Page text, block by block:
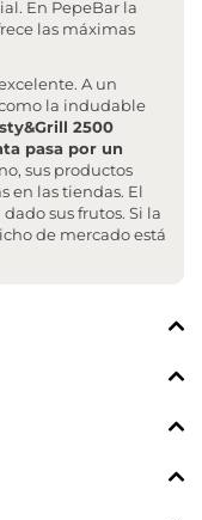
En PepeBar la
las máximas
A un
la indudable
2500
pasa por un
sus productos
en las tiendas. El
sus frutos. Si la
de mercado está